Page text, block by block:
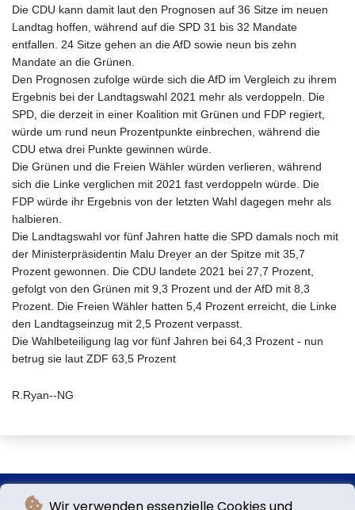
Die CDU kann damit laut den Prognosen auf 36 Sitze im neuen
Landtag hoffen, während auf die SPD 31 bis 32 Mandate
entfallen. 24 Sitze gehen an die AfD sowie neun bis zehn
Mandate an die Grünen.
Den Prognosen zufolge würde sich die AfD im Vergleich zu ihrem
Ergebnis bei der Landtagswahl 2021 mehr als verdoppeln. Die
SPD, die derzeit in einer Koalition mit Grünen und FDP regiert,
würde um rund neun Prozentpunkte einbrechen, während die
CDU etwa drei Punkte gewinnen würde.
Die Grünen und die Freien Wähler würden verlieren, während
sich die Linke verglichen mit 2021 fast verdoppeln würde. Die
FDP würde ihr Ergebnis von der letzten Wahl dagegen mehr als
halbieren.
Die Landtagswahl vor fünf Jahren hatte die SPD damals noch mit
der Ministerpräsidentin Malu Dreyer an der Spitze mit 35,7
Prozent gewonnen. Die CDU landete 2021 bei 27,7 Prozent,
gefolgt von den Grünen mit 9,3 Prozent und der AfD mit 8,3
Prozent. Die Freien Wähler hatten 5,4 Prozent erreicht, die Linke
den Landtagseinzug mit 2,5 Prozent verpasst.
Die Wahlbeteiligung lag vor fünf Jahren bei 64,3 Prozent - nun
betrug sie laut ZDF 63,5 Prozent
R.Ryan--NG